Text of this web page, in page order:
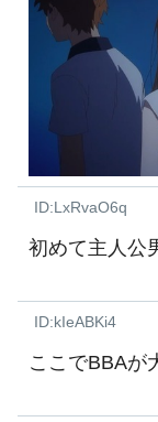
ID:LxRvaO6q
初めて主人公
ID:kIeABKi4
ここでBBAが